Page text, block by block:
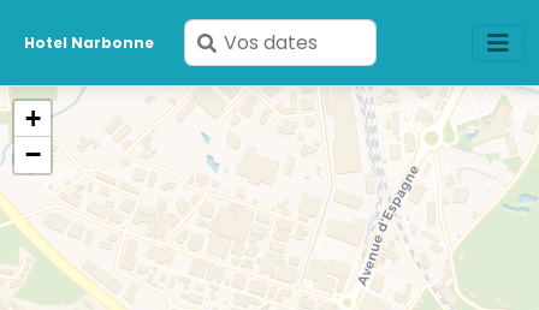
Hotel Narbonne
Saisissez
vos
dates
+
−